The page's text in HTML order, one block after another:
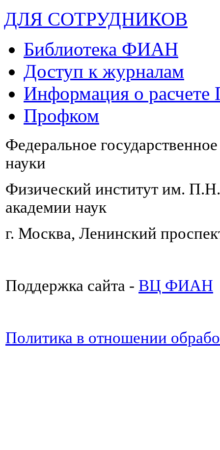
ДЛЯ СОТРУДНИКОВ
Библиотека ФИАН
Доступ к журналам
Информация о
Профком
Федеральное
науки
Физический институт им.
академии наук
г. Москва, Ленинский
Поддержка сайта - ВЦ ФИАН
Политика в отношении